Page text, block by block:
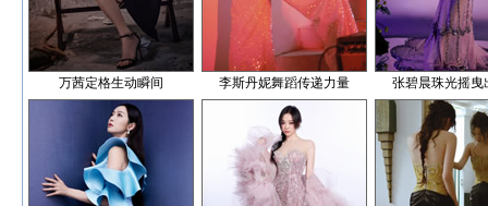
万茜定格生动瞬间 李斯丹妮舞蹈传递力量 张碧晨珠光摇曳